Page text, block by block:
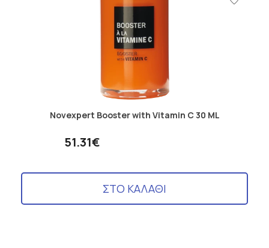
Novexpert Booster with Vitamin C 30 ML
51.31€
ΣΤΟ ΚΑΛΑΘΙ